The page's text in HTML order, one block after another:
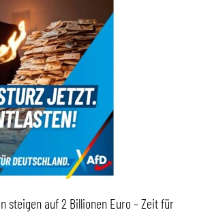
steigen auf 2 Billionen Euro – Zeit für